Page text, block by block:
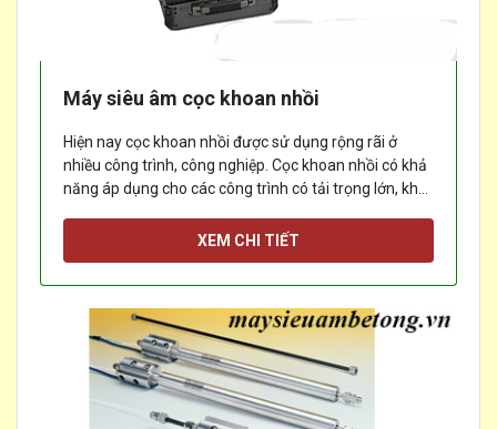
Máy siêu âm cọc khoan nhồi
Hiện nay cọc khoan nhồi được sử dụng rộng rãi ở
nhiều công trình, công nghiệp. Cọc khoan nhồi có khả
năng áp dụng cho các công trình có tải trọng lớn, khu
XEM CHI TIẾT